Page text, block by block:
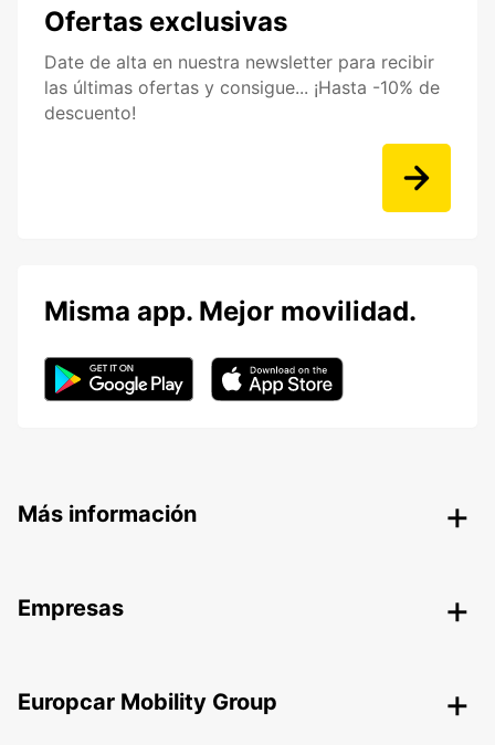
Ofertas exclusivas
Date de alta en nuestra newsletter para recibir
las últimas ofertas y consigue... ¡Hasta -10% de
descuento!
Misma app. Mejor movilidad.
Más información
Empresas
Europcar Mobility Group